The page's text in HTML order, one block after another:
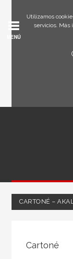
Utilizamos
servicios. Más
MENÚ
CARTONÉ –
50 Aniversario
Cartoné